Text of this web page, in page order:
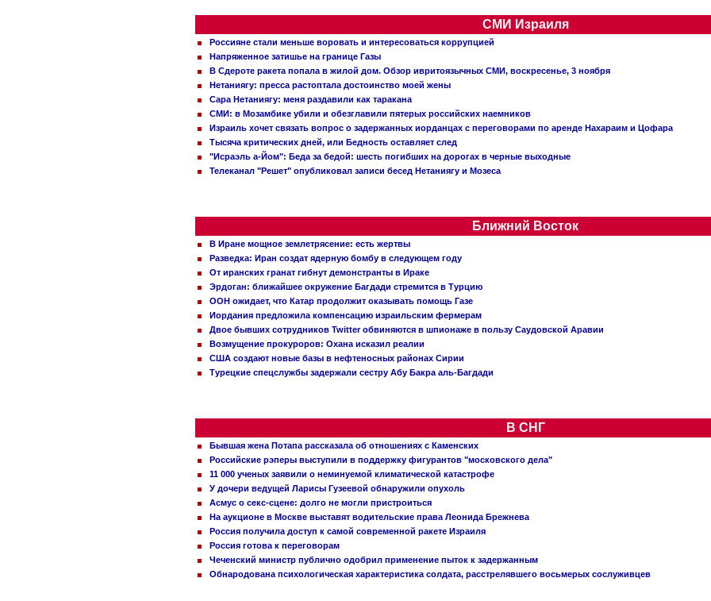
СМИ Израиля
Россияне стали меньше воровать и интересоваться коррупцией
Напряженное затишье на границе Газы
В Сдероте ракета попала в жилой дом. Обзор ивритоязычных СМИ, воскресенье, 3 ноября
Нетаниягу: пресса растоптала достоинство моей жены
Сара Нетаниягу: меня раздавили как таракана
СМИ: в Мозамбике убили и обезглавили пятерых российских наемников
Израиль хочет связать вопрос о задержанных иорданцах с переговорами по аренде Нахараим и Цофара
Тысяча критических дней, или Бедность оставляет след
"Исраэль а-Йом": Беда за бедой: шесть погибших на дорогах в черные выходные
Телеканал "Решет" опубликовал записи бесед Нетаниягу и Мозеса
Ближний Восток
В Иране мощное землетрясение: есть жертвы
Разведка: Иран создат ядерную бомбу в следующем году
От иранских гранат гибнут демонстранты в Ираке
Эрдоган: ближайшее окружение Багдади стремится в Турцию
ООН ожидает, что Катар продолжит оказывать помощь Газе
Иордания предложила компенсацию израильским фермерам
Двое бывших сотрудников Twitter обвиняются в шпионаже в пользу Саудовской Аравии
Возмущение прокуроров: Охана исказил реалии
США создают новые базы в нефтеносных районах Сирии
Турецкие спецслужбы задержали сестру Абу Бакра аль-Багдади
В СНГ
Бывшая жена Потапа рассказала об отношениях с Каменских
Российские рэперы выступили в поддержку фигурантов "московского дела"
11 000 ученых заявили о неминуемой климатической катастрофе
У дочери ведущей Ларисы Гузеевой обнаружили опухоль
Асмус о секс-сцене: долго не могли пристроиться
На аукционе в Москве выставят водительские права Леонида Брежнева
Россия получила доступ к самой современной ракете Израиля
Россия готова к переговорам
Чеченский министр публично одобрил применение пыток к задержанным
Обнародована психологическая характеристика солдата, расстрелявшего восьмерых сослуживцев